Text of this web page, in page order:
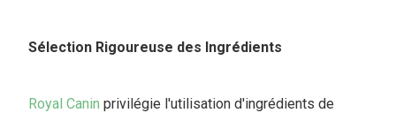
Sélection Rigoureuse des Ingrédients
Royal Canin privilégie l'utilisation d'ingrédients de